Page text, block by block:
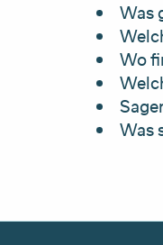
Was
Wo
Was